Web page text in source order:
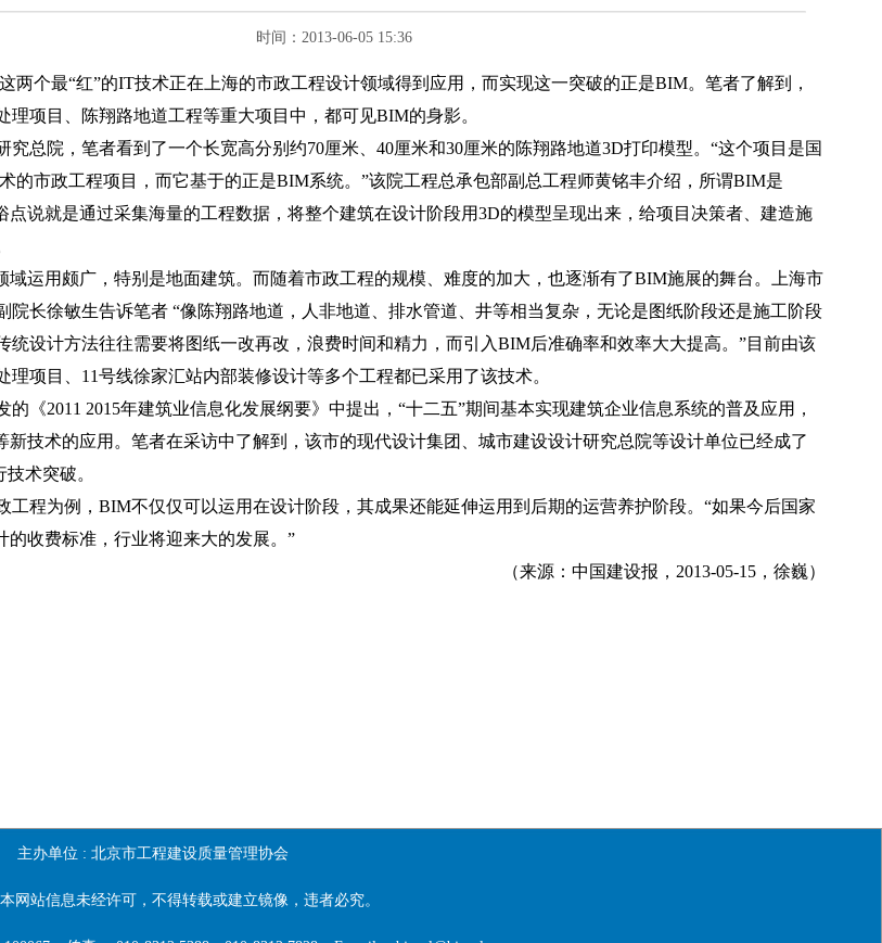
时间：2013-06-05 15:36
两个最“红”的IT技术正在上海的市政工程设计领域得到应用，而实现这一突破的正是BIM。笔者了解到，
理项目、陈翔路地道工程等重大项目中，都可见BIM的身影。
究总院，笔者看到了一个长宽高分别约70厘米、40厘米和30厘米的陈翔路地道3D打印模型。“这个项目是国
的市政工程项目，而它基于的正是BIM系统。”该院工程总承包部副总工程师黄铭丰介绍，所谓BIM是
点说就是通过采集海量的工程数据，将整个建筑在设计阶段用3D的模型呈现出来，给项目决策者、建造施
域运用颇广，特别是地面建筑。而随着市政工程的规模、难度的加大，也逐渐有了BIM施展的舞台。上海市
院长徐敏生告诉笔者 “像陈翔路地道，人非地道、排水管道、井等相当复杂，无论是图纸阶段还是施工阶段
统设计方法往往需要将图纸一改再改，浪费时间和精力，而引入BIM后准确率和效率大大提高。”目前由该
理项目、11号线徐家汇站内部装修设计等多个工程都已采用了该技术。
的《2011 2015年建筑业信息化发展纲要》中提出，“十二五”期间基本实现建筑企业信息系统的普及应用，
新技术的应用。笔者在采访中了解到，该市的现代设计集团、城市建设设计研究总院等设计单位已经成了
术突破。
工程为例，BIM不仅仅可以运用在设计阶段，其成果还能延伸运用到后期的运营养护阶段。“如果今后国家
的收费标准，行业将迎来大的发展。”
（来源：中国建设报，2013-05-15，徐巍）
主办单位 : 北京市工程建设质量管理协会
网站信息未经许可，不得转载或建立镜像，违者必究。